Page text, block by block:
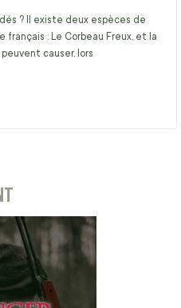
? Il existe deux espèces de
: Le Corbeau Freux, et la
causer, lors